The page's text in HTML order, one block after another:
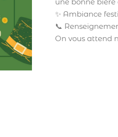
une bonne
✨ Ambiance
📞
On vous attend